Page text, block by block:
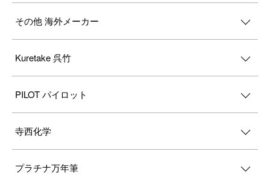
その他 海外メーカー
Kuretake 呉竹
PILOT パイロット
寺西化学
プラチナ万年筆